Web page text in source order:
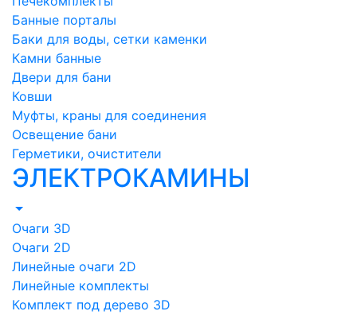
Банные порталы
Баки для воды, сетки каменки
Камни банные
Двери для бани
Ковши
Муфты, краны для соединения
Освещение бани
Герметики, очистители
ЭЛЕКТРОКАМИНЫ
Очаги 3D
Очаги 2D
Линейные очаги 2D
Линейные комплекты
Комплект под дерево 3D